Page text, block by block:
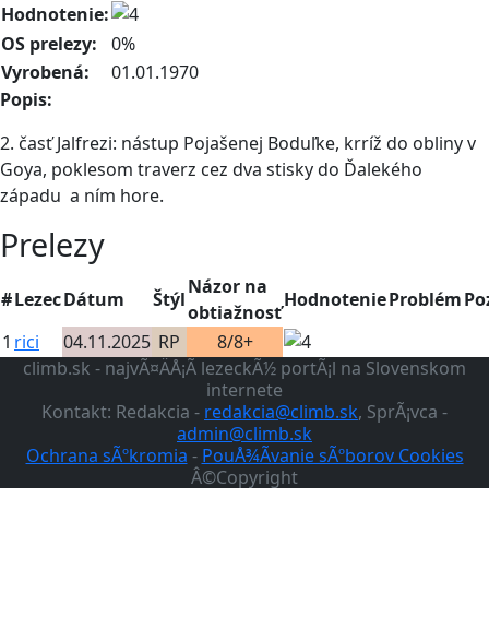
Hodnotenie:
OS prelezy:
0%
Vyrobená:
01.01.1970
Popis:
2. časť Jalfrezi: nástup Pojašenej Boduľke, krríž do obliny v
Goya, poklesom traverz cez dva stisky do Ďalekého
západu a ním hore.
Prelezy
#LezecDátum Štýl
Názor na
obtiažnosť
HodnotenieProblém
1 rici 04.11.2025 RP
8/8+
climb.sk - najvÃ¤ÄÅ¡Ã­ lezeckÃ½ portÃ¡l na Slovenskom
internete
Kontakt: Redakcia - redakcia@climb.sk, SprÃ¡vca -
admin@climb.sk
Ochrana sÃºkromia - PouÅ¾Ã­vanie sÃºborov Cookies
Â©Copyright